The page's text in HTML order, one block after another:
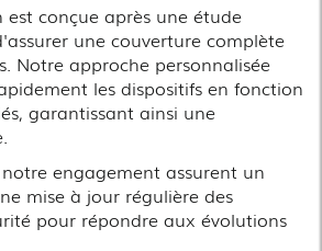
conçue après une étude
une couverture complète
Notre approche personnalisée
les dispositifs en fonction
garantissant ainsi une
engagement assurent un
mise à jour régulière des
pour répondre aux évolutions